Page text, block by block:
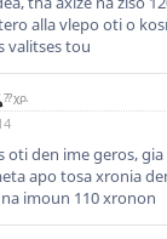
alla vlepo oti o
valitses tou
?? χρ.
oti den ime geros,
apo tosa xronia
imoun 110 xronon